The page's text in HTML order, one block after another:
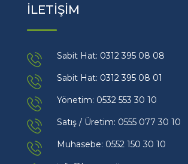
İLETİŞİM
Sabit Hat: 0312 395 08 08
Sabit Hat: 0312 395 08 01
Yönetim: 0532 553 30 10
Satış / Üretim: 0555 077 30 10
Muhasebe: 0552 150 30 10